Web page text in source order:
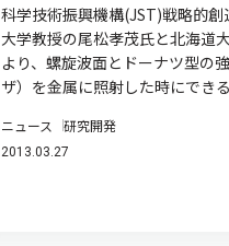
科学技術振興機構(JST)戦略的
大学教授の尾松孝茂氏と北海道
より、螺旋波面とドーナツ型の
ザ）を金属に照射した時にでき
ニュース 研究開発
2013.03.27